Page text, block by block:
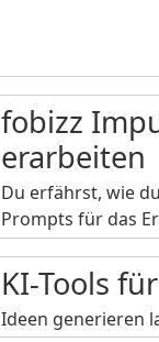
fobizz
erarbeiten
Du erfährst, wie
Prompts für das
KI-Tools
Ideen generieren